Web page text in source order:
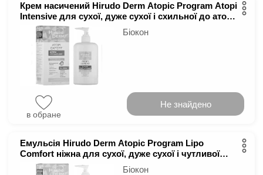
Крем насичений Hirudo Derm Atopic Program Atopi
Intensive для сухої, дуже сухої і схильної до атопії
шкіри 100 мл
Біокон
в обране
Не знайдено
Емульсія Hirudo Derm Atopic Program Lipo
Comfort ніжна для сухої, дуже сухої і чутливої
шкіри 400 мл
Біокон